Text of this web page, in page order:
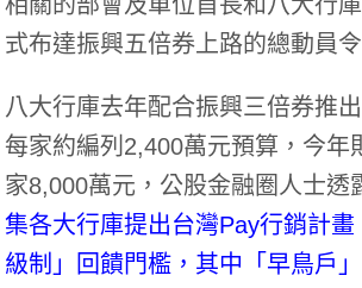
式布達振興五倍券上路的總動員令
八大行庫去年配合振興三倍券推
每家約編列2,400萬元預算，今年
家8,000萬元，公股金融圈人士透
集各大行庫提出台灣Pay行銷計
級制」回饋門檻，其中「早鳥戶